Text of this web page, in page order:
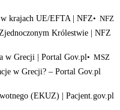
krajach UE/EFTA | NFZ
NFZ
Królestwie | NFZ
w Grecji | Portal Gov.pl
MSZ
w Grecji? – Portal Gov.pl
(EKUZ) | Pacjent.gov.pl